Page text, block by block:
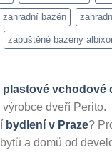
zahradní bazén
zapuštěné bazény
plastové vchodové
dveří Perito.
bydlení v Praze?
a domů od